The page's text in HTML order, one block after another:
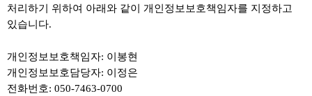
처리하기 위하여 아래와 같이 개인정보보호책임자를 지정하고
있습니다.
개인정보보호책임자: 이봉현
개인정보보호담당자: 이정은
전화번호: 050-7463-0700